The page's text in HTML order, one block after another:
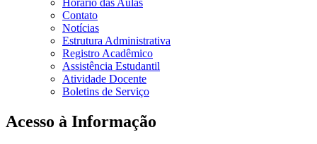
Contato
Notícias
Estrutura Administrativa
Registro Acadêmico
Assistência Estudantil
Atividade Docente
Boletins de Serviço
Acesso à Informação